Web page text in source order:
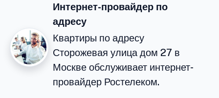
Интернет-провайдер по
адресу
Квартиры по адресу
Сторожевая улица дом 27 в
Москве обслуживает интернет-
провайдер Ростелеком.